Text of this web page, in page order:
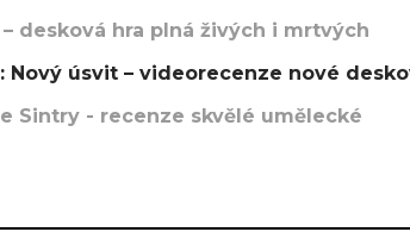
desková hra plná živých i mrtvých
Nový úsvit – videorecenze nové
Sintry - recenze skvělé umělecké